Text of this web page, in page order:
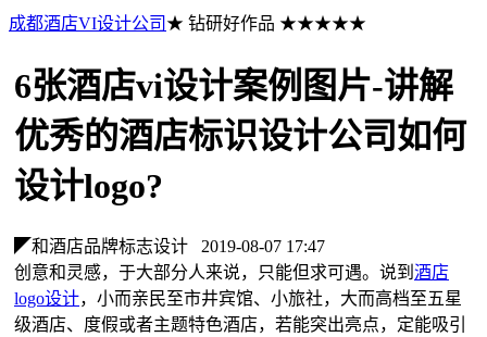
成都酒店VI设计公司 ★ 钻研好作品 ★★★★★
6张酒店vi设计案例图片-讲解
优秀的酒店标识设计公司如何
设计logo?
◤和酒店品牌标志设计
2019-08-07 17:47
创意和灵感，于大部分人来说，只能但求可遇。说到 酒店
logo设计，小而亲民至市井宾馆、小旅社，大而高档至五星
级酒店、度假或者主题特色酒店，若能突出亮点，定能吸引